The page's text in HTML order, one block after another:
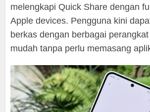
melengkapi Quick Share dengan
Apple devices. Pengguna kini
berkas dengan berbagai
mudah tanpa perlu memasang